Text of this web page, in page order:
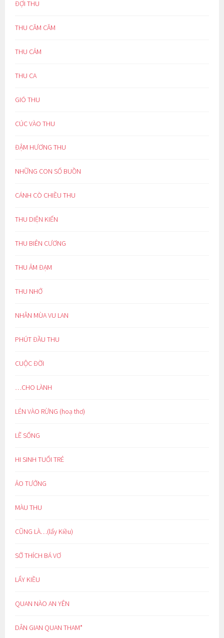
ĐỢI THU
THU CĂM CĂM
THU CẢM
THU CA
GIÓ THU
CÚC VÀO THU
ĐẬM HƯƠNG THU
NHỮNG CON SỐ BUỒN
CÁNH CÒ CHIỀU THU
THU DIỆN KIẾN
THU BIÊN CƯƠNG
THU ẢM ĐẠM
THU NHỚ
NHÂN MÙA VU LAN
PHÚT ĐẦU THU
CUỘC ĐỜI
…CHO LÀNH
LẺN VÀO RỪNG (hoạ thơ)
LẼ SỐNG
HI SINH TUỔI TRẺ
ẢO TƯỞNG
MÀU THU
CŨNG LÀ…(lẩy Kiều)
SỞ THÍCH BÁ VƠ
LẨY KIỀU
QUAN NÀO AN YÊN
DÂN GIAN QUAN THAM*